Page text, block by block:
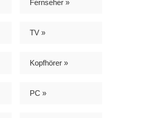
Fernseher »
TV »
Kopfhörer »
PC »